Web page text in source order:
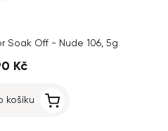
Soak Off - Nude 106, 5g
Kč
košíku